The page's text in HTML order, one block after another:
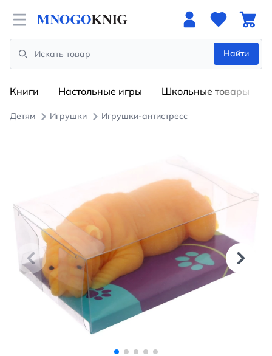
Open menu
Search
Найти
Книги Настольные игры Школьные товары
Детям Игрушки Игрушки-антистресс